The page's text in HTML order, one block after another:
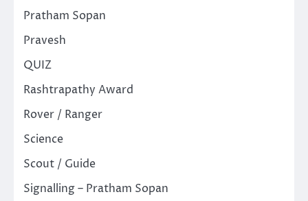
Pratham Sopan
Pravesh
QUIZ
Rashtrapathy Award
Rover / Ranger
Science
Scout / Guide
Signalling – Pratham Sopan